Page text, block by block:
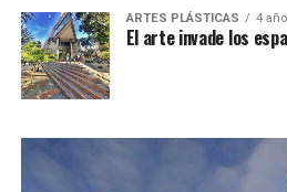
ARTES PLÁSTICAS 4
El arte invade los